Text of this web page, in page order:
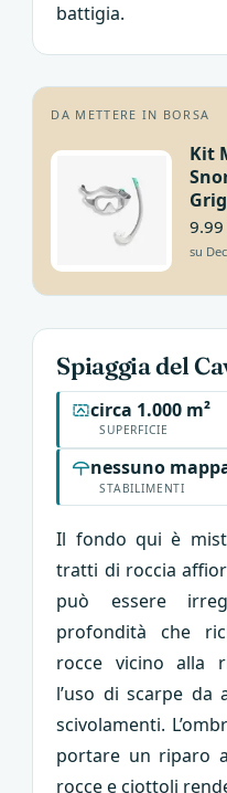
battigia.
DA METTERE IN BORSA
Kit
9.99
su
Spiaggia del
SUPERFICIE
circa 1.000 m²
STABILIMENTI
nessuno
Il fondo qui è
tratti di roccia
può essere
profondità che
rocce vicino alla
l’uso di scarpe da
scivolamenti.
portare un riparo
rocce e ciottoli